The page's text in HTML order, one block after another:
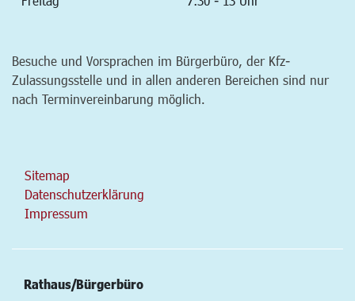
Besuche und Vorsprachen im Bürgerbüro, der Kfz-
Zulassungsstelle und in allen anderen Bereichen sind nur
nach Terminvereinbarung möglich.
Sitemap
Datenschutzerklärung
Impressum
Rathaus/Bürgerbüro